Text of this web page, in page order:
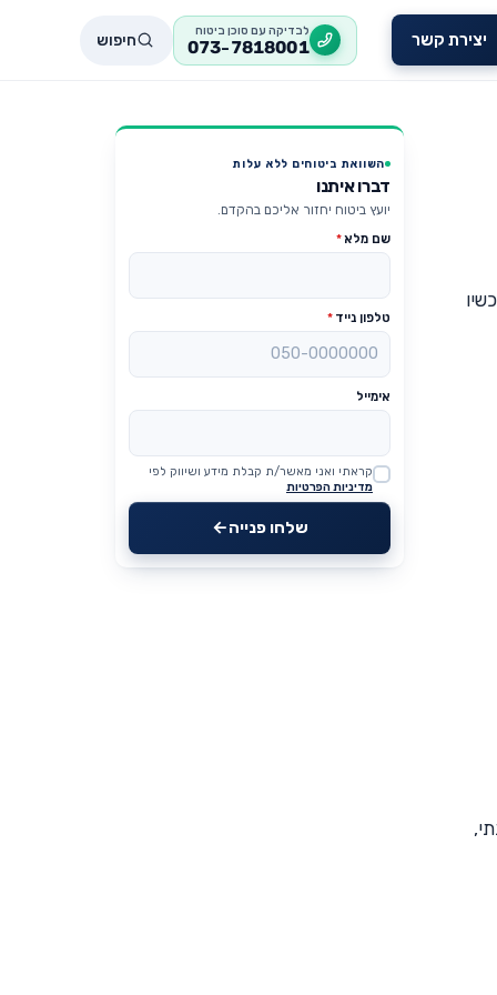
יצירת קשר לבדיקה עם סוכן ביטוח
073-7818001 חיפוש
השוואת ביטוחים ללא עלות
דברו איתנו
יועץ ביטוח יחזור אליכם בהקדם.
שם מלא*
טלפון נייד *
אימייל
Website
קראתי ואני מאשר/ת קבלת מידע ושיווק לפי
מדיניות הפרטיות
שלחו פנייה